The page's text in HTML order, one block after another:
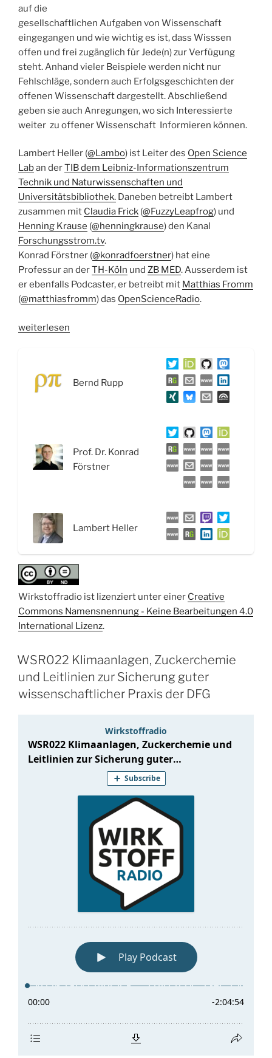
auf die
gesellschaftlichen Aufgaben von Wissenschaft
eingegangen und wie wichtig es ist, dass Wisssen
offen und frei zugänglich für Jede(n) zur Verfügung
steht. Anhand vieler Beispiele werden nicht nur
Fehlschläge, sondern auch Erfolgsgeschichten der
offenen Wissenschaft dargestellt. Abschließend
geben sie auch Anregungen, wo sich Interessierte
weiter zu offener Wissenschaft Informieren können.
Lambert Heller (@Lambo) ist Leiter des Open Science
Laban derTIB dem Leibniz-Informationszentrum
Technik und Naturwissenschaften und
Universitätsbibliothek. Daneben betreibt Lambert
zusammen mit Claudia Frick (@FuzzyLeapfrog) und
Henning Krause (@henningkrause) den Kanal
Forschungsstrom.tv.
Konrad Förstner (@konradfoerstner) hat eine
Professur an derTH-Köln und ZB MED. Ausserdem ist
er ebenfalls Podcaster, er betreibt mit Matthias Fromm
(@matthiasfromm) das OpenScienceRadio.
„WSR045
FAIR
Interview
und
Förstner“
weiterlesen
Bernd Rupp
Prof. Dr. Konrad
Förstner
Lambert Heller
Wirkstoffradio ist lizenziert unter einer Creative
Commons Namensnennung - Keine Bearbeitungen 4.0
International Lizenz.
WSR022 Klimaanlagen, Zuckerchemie
und Leitlinien zur Sicherung guter
wissenschaftlicher Praxis der DFG